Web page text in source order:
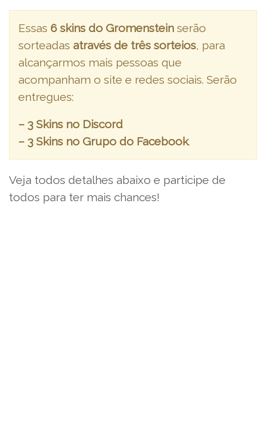
Essas 6 skins do Gromenstein serão
sorteadas através de três sorteios, para
alcançarmos mais pessoas que
acompanham o site e redes sociais. Serão
entregues:
– 3 Skins no Discord
– 3 Skins no Grupo do Facebook.
Veja todos detalhes abaixo e participe de
todos para ter mais chances!